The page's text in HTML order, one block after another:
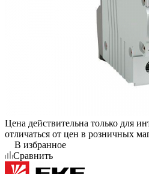
Цена действительна только для
отличаться от цен в розничных
В избранное
Сравнить